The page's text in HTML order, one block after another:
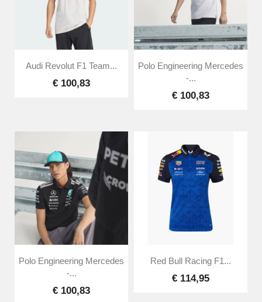
Audi Revolut F1 Team...
€ 100,83
Polo Engineering Mercedes
-...
€ 100,83
Polo Engineering Mercedes
-...
€ 100,83
Red Bull Racing F1...
€ 114,95